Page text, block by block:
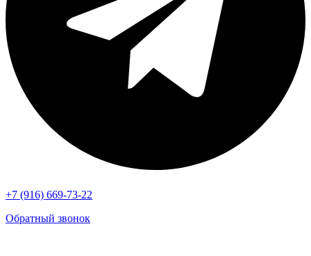
+7 (916) 669-73-22
Обратный звонок